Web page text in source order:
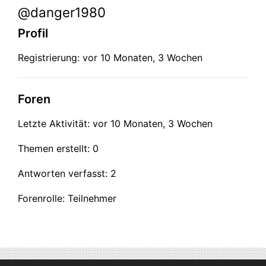
@danger1980
Profil
Registrierung: vor 10 Monaten, 3 Wochen
Foren
Letzte Aktivität: vor 10 Monaten, 3 Wochen
Themen erstellt: 0
Antworten verfasst: 2
Forenrolle: Teilnehmer